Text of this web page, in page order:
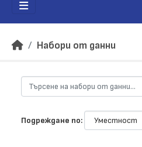
Набори от данни
Подреждане по